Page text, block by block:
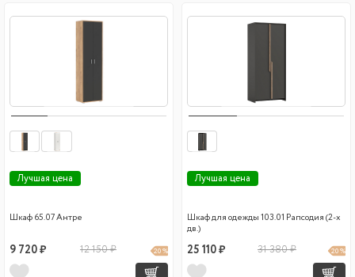
Лучшая цена
Шкаф 65.07 Антре
9 720 ₽ 12 150 ₽ 20 %
Лучшая цена
Шкаф для одежды 103.01 Рапсодия (2-х
дв.)
25 110 ₽ 31 380 ₽ 20 %